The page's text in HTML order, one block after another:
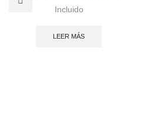
precio
era:
Incluido
LEER MÁS